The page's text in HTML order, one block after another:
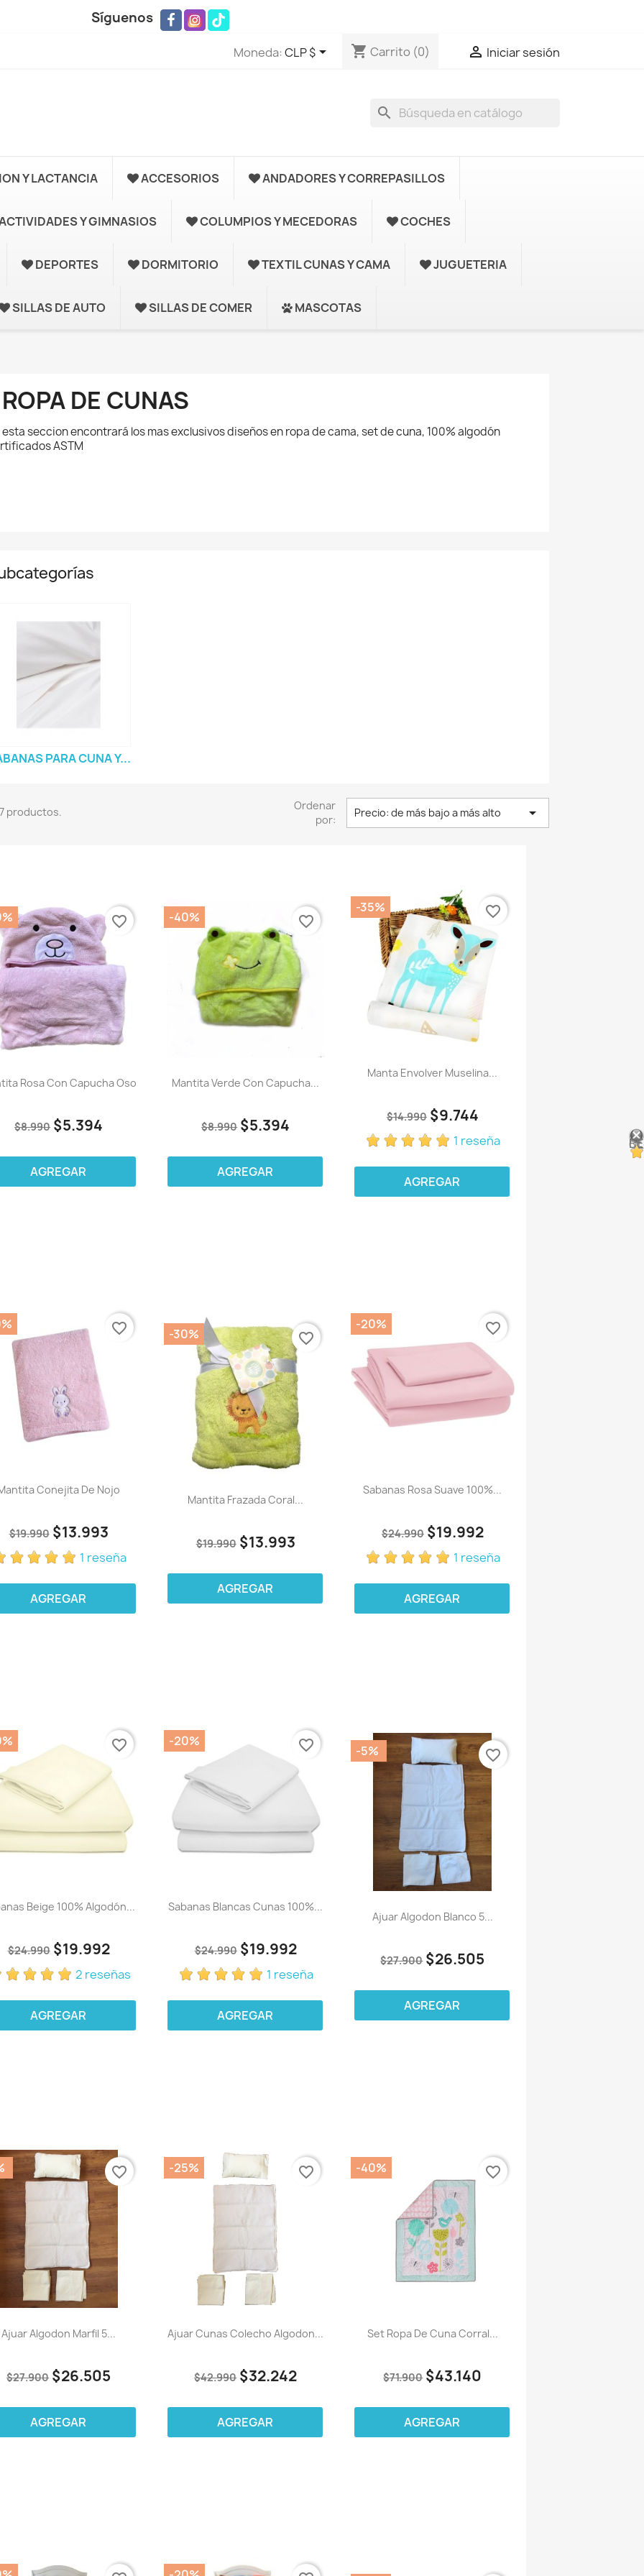
Síguenos
Moneda:CLP $ shopping_cart Carrito (0)  Iniciar sesión
search
Y LACTANCIA ACCESORIOS ANDADORES Y CORREPASILLOS
Y GIMNASIOS COLUMPIOS Y MECEDORAS COCHES
DEPORTES DORMITORIO TEXTIL CUNAS Y CAMA JUGUETERIA
SILLAS DE AUTO SILLAS DE COMER MASCOTAS
DE CUNAS
esta seccion encontrará los mas exclusivos diseños en ropa de cama, set de cuna, 100% algodón
ASTM
PARA CUNA Y...
productos.
Ordenar
por:
Precio: de más bajo a más alto 
Rosa Con Capucha Oso
$8.990 $5.394
AGREGAR
favorite_border
Mantita Verde Con Capucha...
$8.990 $5.394
-40%
AGREGAR
favorite_border
Manta Envolver Muselina...
$14.990 $9.744
1 reseña
-35%
AGREGAR
favorite_border
Conejita De Nojo
$19.990 $13.993
1 reseña
AGREGAR
favorite_border
Mantita Frazada Coral...
$19.990 $13.993
-30%
AGREGAR
favorite_border
Sabanas Rosa Suave 100%...
$24.990 $19.992
1 reseña
-20%
AGREGAR
favorite_border
Beige 100% Algodón...
$24.990 $19.992
2 reseñas
AGREGAR
favorite_border
Sabanas Blancas Cunas 100%...
$24.990 $19.992
1 reseña
-20%
AGREGAR
favorite_border
Ajuar Algodon Blanco 5...
$27.900 $26.505
-5%
AGREGAR
favorite_border
Ajuar Algodon Marfil 5...
$27.900 $26.505
AGREGAR
favorite_border
Ajuar Cunas Colecho Algodon...
$42.990 $32.242
-25%
AGREGAR
favorite_border
Set Ropa De Cuna Corral...
$71.900 $43.140
-40%
AGREGAR
favorite_border